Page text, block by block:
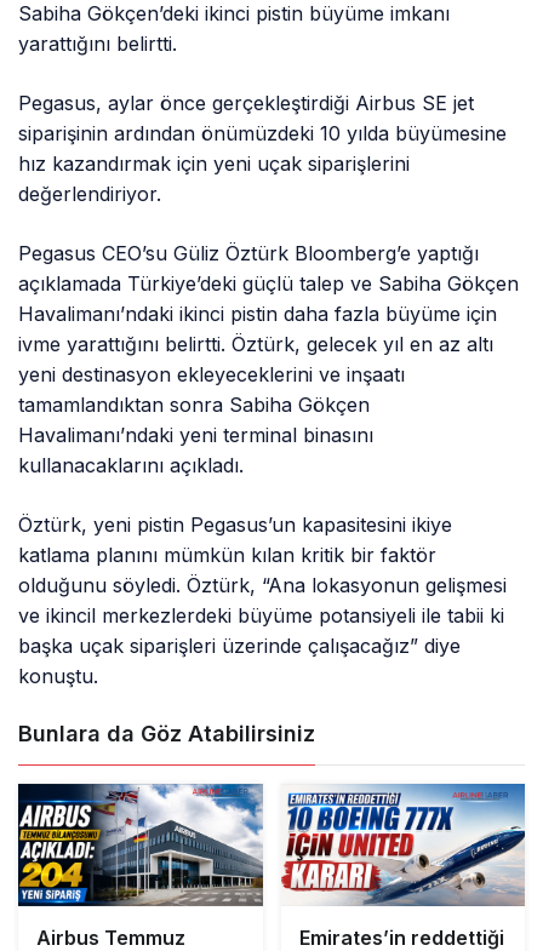
Sabiha Gökçen’deki ikinci pistin büyüme imkanı
yarattığını belirtti.
Pegasus, aylar önce gerçekleştirdiği Airbus SE jet
siparişinin ardından önümüzdeki 10 yılda büyümesine
hız kazandırmak için yeni uçak siparişlerini
değerlendiriyor.
Pegasus CEO’su Güliz Öztürk Bloomberg’e yaptığı
açıklamada Türkiye’deki güçlü talep ve Sabiha Gökçen
Havalimanı’ndaki ikinci pistin daha fazla büyüme için
ivme yarattığını belirtti. Öztürk, gelecek yıl en az altı
yeni destinasyon ekleyeceklerini ve inşaatı
tamamlandıktan sonra Sabiha Gökçen
Havalimanı’ndaki yeni terminal binasını
kullanacaklarını açıkladı.
Öztürk, yeni pistin Pegasus’un kapasitesini ikiye
katlama planını mümkün kılan kritik bir faktör
olduğunu söyledi. Öztürk, “Ana lokasyonun gelişmesi
ve ikincil merkezlerdeki büyüme potansiyeli ile tabii ki
başka uçak siparişleri üzerinde çalışacağız” diye
konuştu.
Bunlara da Göz Atabilirsiniz
Airbus Temmuz
Emirates’in reddettiği